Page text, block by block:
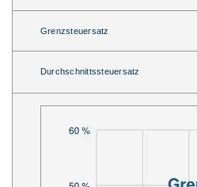
Grenzsteuersatz
Durchschnittssteuersatz